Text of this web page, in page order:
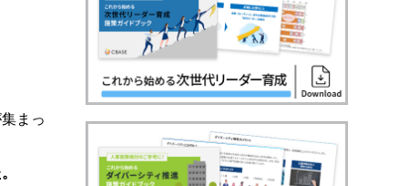
まっ